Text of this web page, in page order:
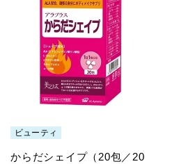
ビューティ
からだシェイプ（20包／20